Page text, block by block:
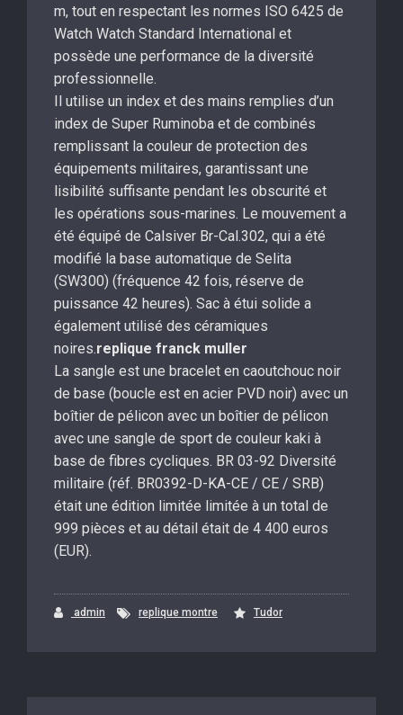
m, tout en respectant les normes ISO 6425 de
Watch Watch Standard International et
possède une performance de la diversité
professionnelle.
Il utilise un index et des mains remplies d’un
index de Super Ruminoba et de combinés
remplissant la couleur de protection des
équipements militaires, garantissant une
lisibilité suffisante pendant les obscurité et
les opérations sous-marines. Le mouvement a
été équipé de Calsiver Br-Cal.302, qui a été
modifié la base automatique de Selita
(SW300) (fréquence 42 fois, réserve de
puissance 42 heures). Sac à étui solide a
également utilisé des céramiques
noires.replique franck muller
La sangle est une bracelet en caoutchouc noir
de base (boucle est en acier PVD noir) avec un
boîtier de pélicon avec un boîtier de pélicon
avec une sangle de sport de couleur kaki à
base de fibres cycliques. BR 03-92 Diversité
militaire (réf. BR0392-D-KA-CE / CE / SRB)
était une édition limitée limitée à un total de
999 pièces et au détail était de 4 400 euros
(EUR).
admin replique montre Tudor